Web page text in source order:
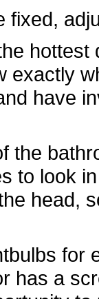
fixed,
exactly
have
the
to look
head,
for
has a